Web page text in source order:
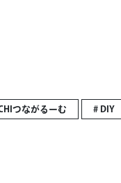
つながるーむ # DIY